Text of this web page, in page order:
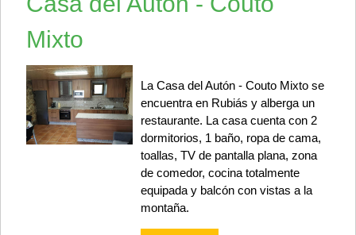
Mixto
La Casa del Autón - Couto Mixto se
encuentra en Rubiás y alberga un
restaurante. La casa cuenta con 2
dormitorios, 1 baño, ropa de cama,
toallas, TV de pantalla plana, zona
de comedor, cocina totalmente
equipada y balcón con vistas a la
montaña.